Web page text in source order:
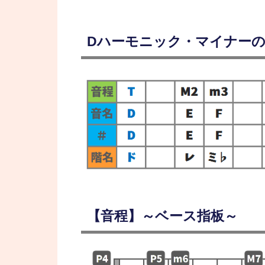
Dハーモニック・マイナー
【音程】～ベース指板～